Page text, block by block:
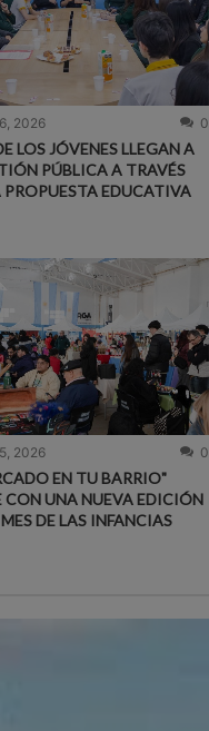
2026 0
LOS JÓVENES LLEGAN A
PÚBLICA A TRAVÉS
PROPUESTA EDUCATIVA
2026 0
EN TU BARRIO"
CON UNA NUEVA EDICIÓN
DE LAS INFANCIAS